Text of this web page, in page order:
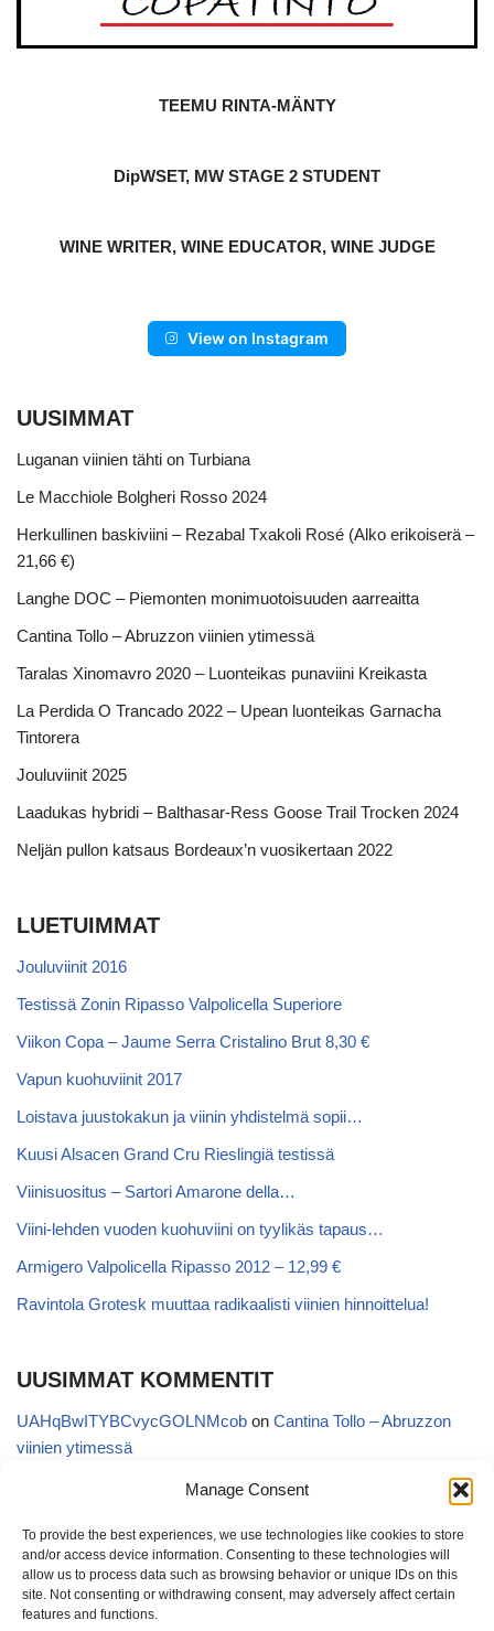
Manage Consent
To provide the best experiences, we use technologies like cookies to store
and/or access device information. Consenting to these technologies will
allow us to process data such as browsing behavior or unique IDs on this
site. Not consenting or withdrawing consent, may adversely affect certain
features and functions.
TEEMU RINTA-MÄNTY
DipWSET, MW STAGE 2 STUDENT
WINE WRITER, WINE EDUCATOR, WINE JUDGE
View on Instagram
UUSIMMAT
Luganan viinien tähti on Turbiana
Le Macchiole Bolgheri Rosso 2024
Herkullinen baskiviini – Rezabal Txakoli Rosé (Alko erikoiserä –
21,66 €)
Langhe DOC – Piemonten monimuotoisuuden aarreaitta
Cantina Tollo – Abruzzon viinien ytimessä
Taralas Xinomavro 2020 – Luonteikas punaviini Kreikasta
La Perdida O Trancado 2022 – Upean luonteikas Garnacha
Tintorera
Jouluviinit 2025
Laadukas hybridi – Balthasar-Ress Goose Trail Trocken 2024
Neljän pullon katsaus Bordeaux’n vuosikertaan 2022
LUETUIMMAT
Jouluviinit 2016
Testissä Zonin Ripasso Valpolicella Superiore
Viikon Copa – Jaume Serra Cristalino Brut 8,30 €
Vapun kuohuviinit 2017
Loistava juustokakun ja viinin yhdistelmä sopii…
Kuusi Alsacen Grand Cru Rieslingiä testissä
Viinisuositus – Sartori Amarone della…
Viini-lehden vuoden kuohuviini on tyylikäs tapaus…
Armigero Valpolicella Ripasso 2012 – 12,99 €
Ravintola Grotesk muuttaa radikaalisti viinien hinnoittelua!
UUSIMMAT KOMMENTIT
UAHqBwITYBCvycGOLNMcob on Cantina Tollo – Abruzzon
viinien ytimessä
EgVGGttRTxKfbqUaWNglbonCantina Tollo – Abruzzon viinien
AnonymousonKyläviini Riojasta – Ortega Ezquerro Vino de
Tudelilla Crianza 2018 (Alko 14,88 €)
CopatintoonKyläviini Riojasta – Ortega Ezquerro Vino de